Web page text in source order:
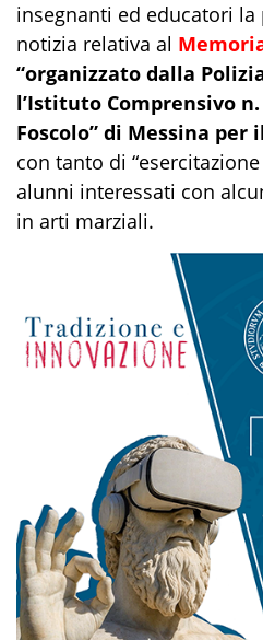
insegnanti ed educatori
notizia relativa al
“organizzato dalla
l’Istituto Comprensivo n.
Foscolo” di Messina per
con tanto di
alunni interessati con
in arti marziali.